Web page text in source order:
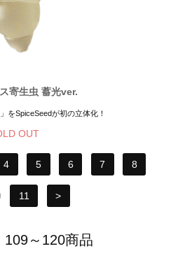
寄生虫 蓄光ver.
をSpiceSeedが初の立体化！
OUT
4 5 6 7 8
11 >
109～120商品